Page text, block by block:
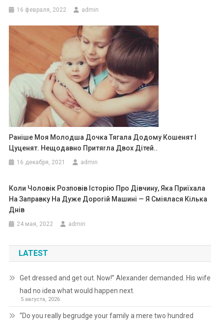
16 февраля, 2022 admin
Раніше Моя Молодша Дочка Тягала Додому Кошенят І
Цуценят. Нещодавно Притяrла Двох Дітей..
16 декабря, 2021 admin
Коли Чоловік Розповів Історію Про Дівчину, Яка Приїхала
На Заправку На Дуже Дороrій Машині — Я Сміялася Кілька
Днів
24 мая, 2022 admin
LATEST
Get dressed and get out. Now!” Alexander demanded. His wife
had no idea what would happen next.
5 августа, 2026
“Do you really begrudge your family a mere two hundred